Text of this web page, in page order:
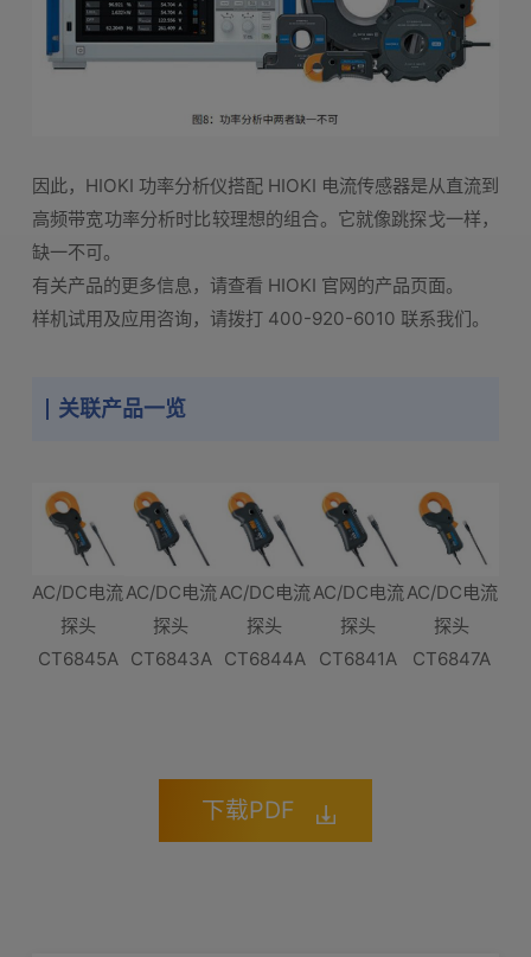
因此，HIOKI 功率分析仪搭配 HIOKI 电流传感器是从直流到
高频带宽功率分析时比较理想的组合。它就像跳探戈一样，
缺一不可。
有关产品的更多信息，请查看 HIOKI 官网的产品页面。
样机试用及应用咨询，请拨打 400-920-6010 联系我们。
关联产品一览
AC/DC电流
探头
CT6845A
AC/DC电流
探头
CT6843A
AC/DC电流
探头
CT6844A
AC/DC电流
探头
CT6841A
AC/DC电流
探头
CT6847A
下载PDF